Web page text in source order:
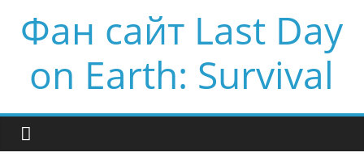
Фан сайт Last Day
on Earth: Survival